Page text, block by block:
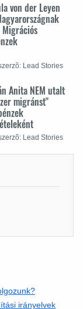
von der Leyen
Lead Stories
Anita NEM utalt
migránst"
Lead Stories
irányelvek